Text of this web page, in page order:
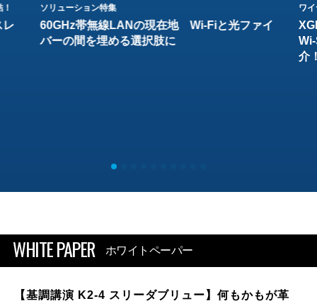
レ
ソリューション特集
60GHz帯無線LANの現在地 Wi-Fiと光ファイ
バーの間を埋める選択肢に
ワ
介
WHITE PAPER ホワイトペーパー
【基調講演 K2-4 スリーダブリュー】何もかもが革